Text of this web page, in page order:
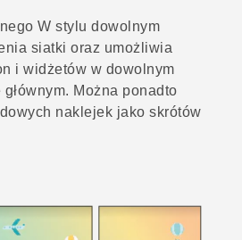
W stylu dowolnym
siatki oraz umożliwia
i widżetów w dowolnym
Można ponadto
naklejek jako skrótów